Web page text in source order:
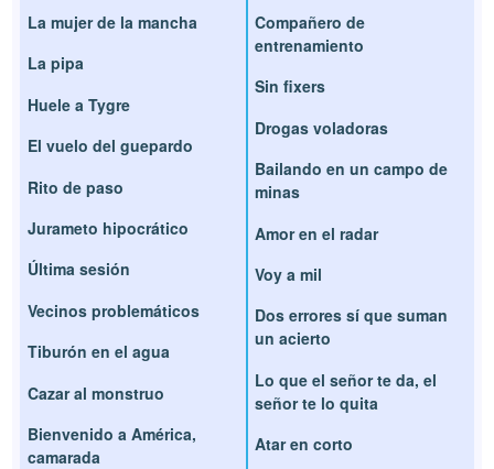
La mujer de la mancha
La pipa
Huele a Tygre
El vuelo del guepardo
Rito de paso
Jurameto hipocrático
Última sesión
Vecinos problemáticos
Tiburón en el agua
Cazar al monstruo
Bienvenido a América,
camarada
Compañero de
entrenamiento
Sin fixers
Drogas voladoras
Bailando en un campo de
minas
Amor en el radar
Voy a mil
Dos errores sí que suman
un acierto
Lo que el señor te da, el
señor te lo quita
Atar en corto